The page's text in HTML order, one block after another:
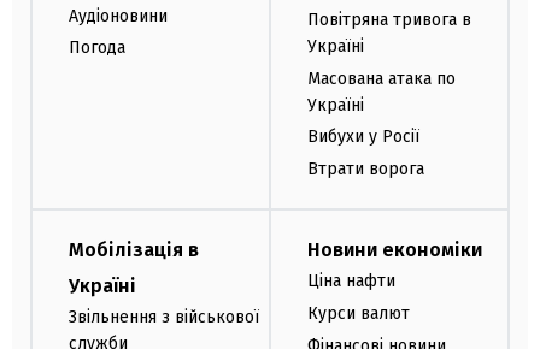
Аудіоновини
Погода
Повітряна тривога в
Україні
Масована атака по
Україні
Вибухи у Росії
Втрати ворога
Мобілізація в
Україні
Звільнення з військової
служби
Новини економіки
Ціна нафти
Курси валют